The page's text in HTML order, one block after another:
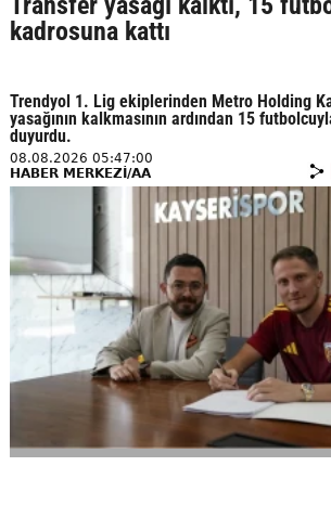
kadrosuna kattı
Trendyol 1. Lig ekiplerinden Metro Holding
yasağının kalkmasının ardından 15
duyurdu.
08.08.2026 05:47:00
HABER MERKEZİ/AA